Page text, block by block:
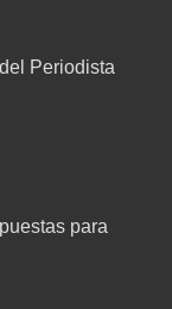
Periodista
para